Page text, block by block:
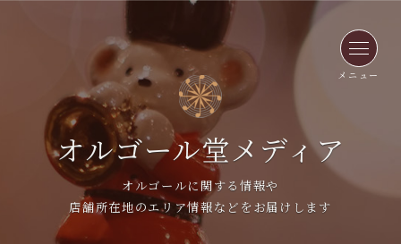
メニュー
オルゴール堂メディア
オルゴールに関する情報や
店舗所在地のエリア情報などをお届けします